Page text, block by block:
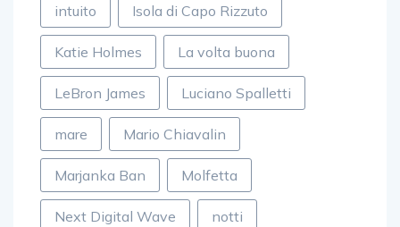
intuito Isola di Capo Rizzuto
Katie Holmes La volta buona
LeBron James Luciano Spalletti
mare Mario Chiavalin
Marjanka Ban Molfetta
Next Digital Wave notti